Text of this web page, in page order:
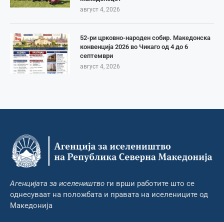
август 4, 2026
52-ри црковно-народен собир. Македонска
конвенција 2026 во Чикаго од 4 до 6
септември
август 4, 2026
Агенцијата за иселеништво ги врши работите што се
однесуваат на положбата и правата на иселениците од
Македонија